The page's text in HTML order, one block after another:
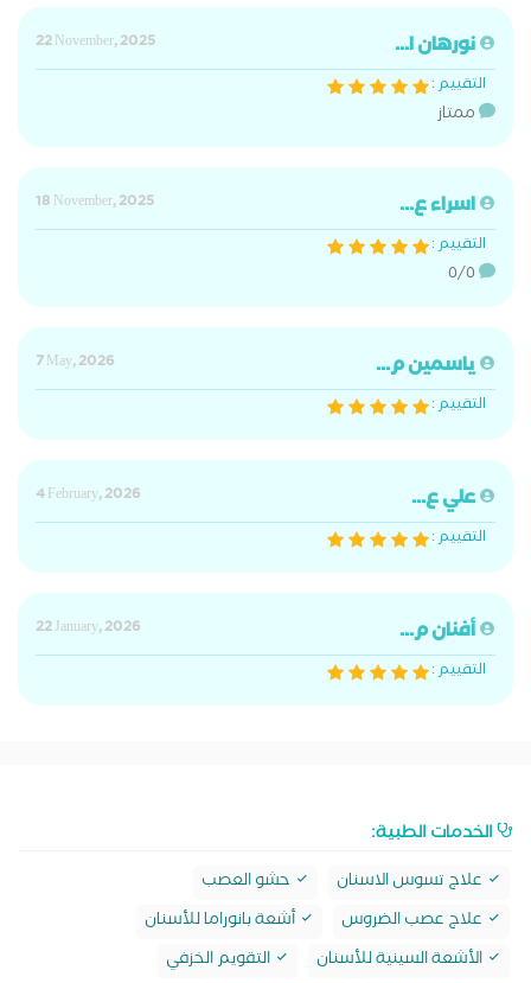
نورهان ا...
22 November, 2025
التقييم :
ممتاز
اسراء ع...
18 November, 2025
التقييم :
ياسمين م...
7 May, 2026
التقييم :
علي ع...
4 February, 2026
التقييم :
أفنان م...
22 January, 2026
التقييم :
الخدمات الطبية:
علاج تسوس الاسنان
حشو العصب
علاج عصب الضروس
أشعة بانوراما للأسنان
الأشعة السينية للأسنان
التقويم الخزفي